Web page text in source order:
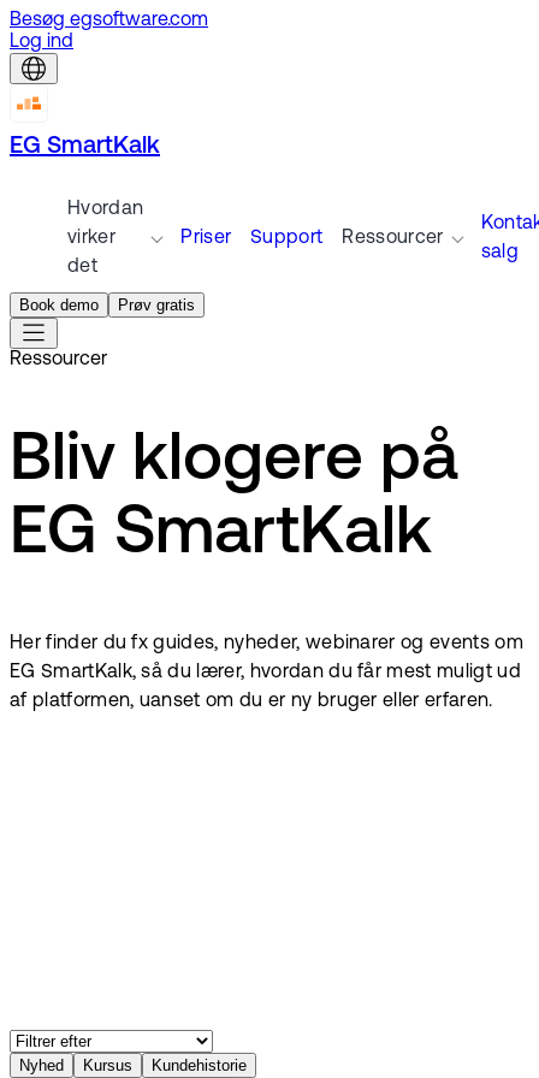
Besøg egsoftware.com
Log ind
EG SmartKalk
Hvordan
virker
det
Priser Support Ressourcer
salg
Book demo Prøv gratis
Ressourcer
Bliv klogere på
EG SmartKalk
Her finder du fx guides, nyheder, webinarer og events om
EG SmartKalk, så du lærer, hvordan du får mest muligt ud
af platformen, uanset om du er ny bruger eller erfaren.
Nyhed Kursus Kundehistorie